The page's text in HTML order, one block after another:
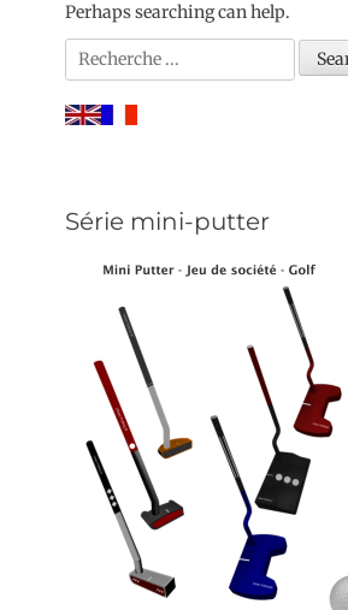
Perhaps searching can help.
Search
for:
Série mini-putter